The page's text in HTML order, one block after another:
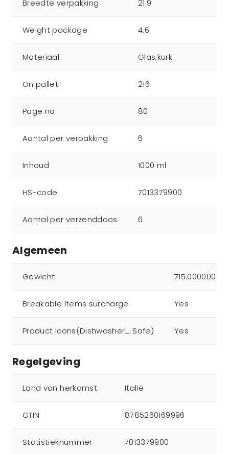
Breedte verpakking 21.9
Weight package 4.6
Materiaal Glas;kurk
On pallet 216
Page no 80
Aantal per verpakking 6
Inhoud 1000 ml
HS-code 7013379900
Aantal per verzenddoos 6
Algemeen
Gewicht 715.000000
Breakable Items surcharge Yes
Product Icons(Dishwasher_ Safe) Yes
Regelgeving
Land van herkomst Italië
GTIN 8785260169996
Statistieknummer 7013379900